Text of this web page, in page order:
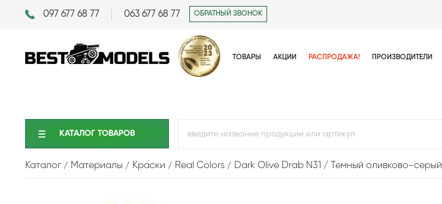
097 677 68 77 063 677 68 77 ОБРАТНЫЙ ЗВОНОК
ТОВАРЫ АКЦИИ РАСПРОДАЖА! ПРОИЗВОДИТЕЛИ
КАТАЛОГ ТОВАРОВ
Каталог Материалы Краски Real Colors Dark Olive Drab N31 / Темный оливково-серый